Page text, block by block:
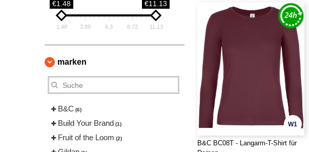
€1.48 €11.13
1.48 3.89 6.3 8.72 11.13
marken
B&C (6)
Build Your Brand (1)
Fruit of the Loom (2)
W1
B&C BC08T - Langarm-T-Shirt für